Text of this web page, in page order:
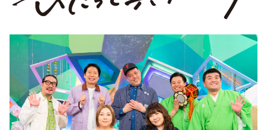
DAIGOも台所 ～きょうの献立 何にする？～
本日はダイアンなり！シーズン２
朝だ！生です旅サラダ
教えて！ニュースライブ 正義のミカタ
ＬＩＦＥ～夢のカタチ～
新婚さんいらっしゃい！